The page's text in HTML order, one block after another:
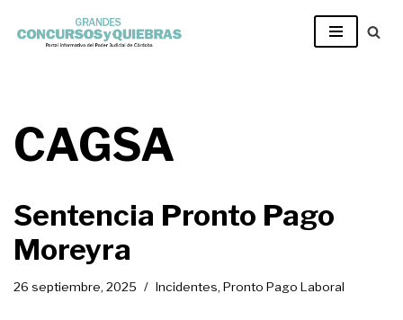
CAGSA
Sentencia Pronto Pago
Moreyra
26 septiembre, 2025 Incidentes, Pronto Pago Laboral